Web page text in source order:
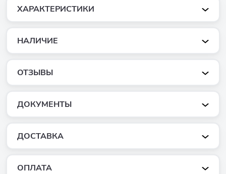
ХАРАКТЕРИСТИКИ
НАЛИЧИЕ
ОТЗЫВЫ
ДОКУМЕНТЫ
ДОСТАВКА
ОПЛАТА